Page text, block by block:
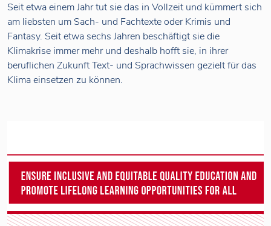
Seit etwa einem Jahr tut sie das in Vollzeit und kümmert sich
am liebsten um Sach- und Fachtexte oder Krimis und
Fantasy. Seit etwa sechs Jahren beschäftigt sie die
Klimakrise immer mehr und deshalb hofft sie, in ihrer
beruflichen Zukunft Text- und Sprachwissen gezielt für das
Klima einsetzen zu können.